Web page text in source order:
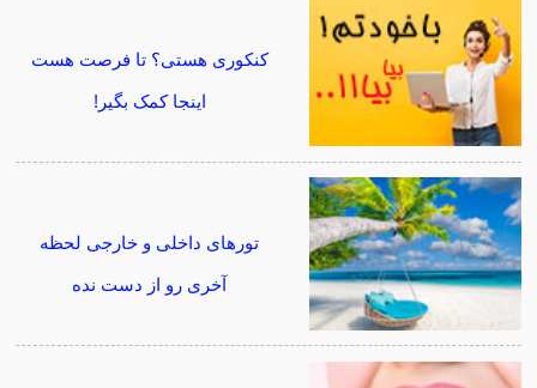
کنکوری هستی؟ تا فرصت هست
اینجا کمک بگیر!
تورهای داخلی و خارجی لحظه
آخری رو از دست نده